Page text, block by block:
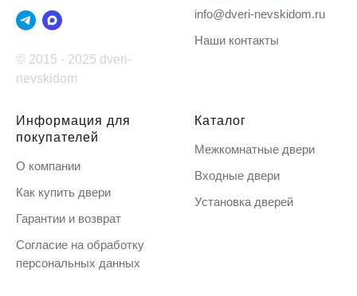
© 2015 - 2025 dveri-
nevskidom
info@dveri-nevskidom.ru
Наши контакты
Информация для
покупателей
О компании
Как купить двери
Гарантии и возврат
Согласие на обработку
персональных данных
Каталог
Межкомнатные двери
Входные двери
Установка дверей